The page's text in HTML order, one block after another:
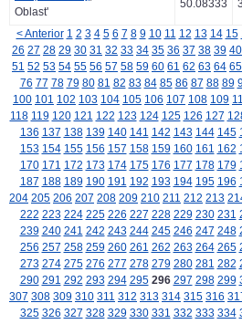
Oblast'
50.08333
< Anterior 1 2 3 4 5 6 7 8 9 10 11 12 13 14 15
26 27 28 29 30 31 32 33 34 35 36 37 38 39 40
51 52 53 54 55 56 57 58 59 60 61 62 63 64 65
76 77 78 79 80 81 82 83 84 85 86 87 88 89
100 101 102 103 104 105 106 107 108 109
118 119 120 121 122 123 124 125 126 127
136 137 138 139 140 141 142 143 144 145
153 154 155 156 157 158 159 160 161 162
170 171 172 173 174 175 176 177 178 179
187 188 189 190 191 192 193 194 195 196
204 205 206 207 208 209 210 211 212 213
222 223 224 225 226 227 228 229 230 231
239 240 241 242 243 244 245 246 247 248
256 257 258 259 260 261 262 263 264 265
273 274 275 276 277 278 279 280 281 282
290 291 292 293 294 295 296 297 298 299
307 308 309 310 311 312 313 314 315 316
325 326 327 328 329 330 331 332 333 334